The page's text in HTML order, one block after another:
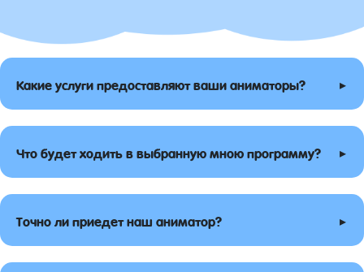
Какие услуги предоставляют ваши аниматоры? ▸
Что будет ходить в выбранную мною программу? ▸
Точно ли приедет наш аниматор? ▸